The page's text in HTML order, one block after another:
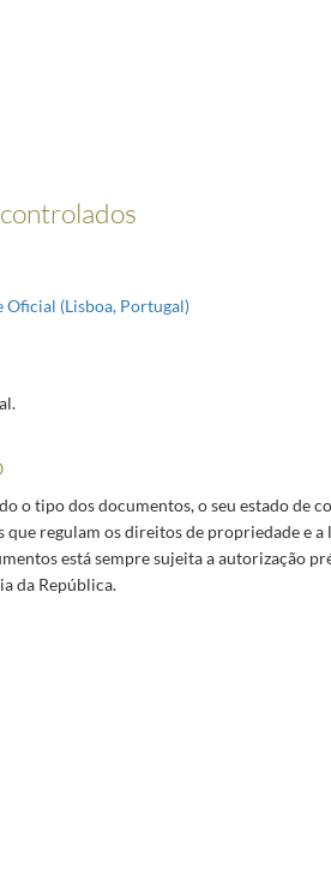
Oficial (Lisboa, Portugal)
o tipo dos documentos, o seu estado de
regulam os direitos de propriedade e a
está sempre sujeita a autorização
da República.